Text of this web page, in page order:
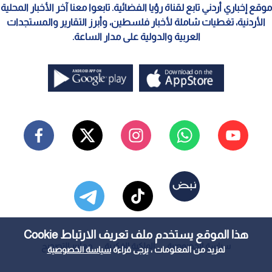
هذا الموقع يستخدم ملف تعريف الارتباط Cookie
لمزيد من المعلومات ، يرجى قراءةسياسة الخصوصية
موقع إخباري أردني تابع لقناة رؤيا الفضائية. تابعوا معنا آخر الأخبار المحلية
الأردنية، تغطيات شاملة لأخبار فلسطين، وأبرز التقارير والمستجدات
العربية والدولية على مدار الساعة.
سياسة الخصوصية الملكية الفكرية معايير التصحيح